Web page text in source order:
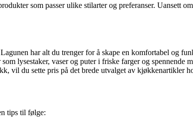
som passer ulike stilarter og preferanser. Uansett
har alt du trenger for å skape en komfortabel og
lysestaker, vaser og puter i friske farger og spennende
vil du sette pris på det brede utvalget av kjøkkenartikler
tips til følge: